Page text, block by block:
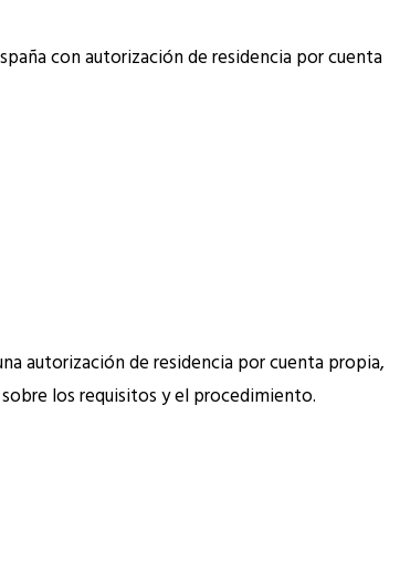
con autorización de residencia por cuenta
autorización de residencia por cuenta propia,
los requisitos y el procedimiento.